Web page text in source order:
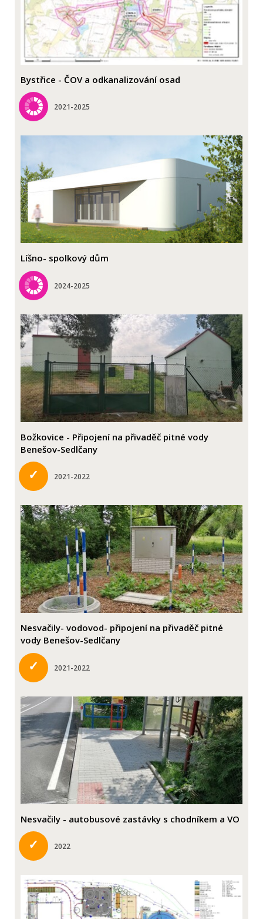
Bystřice - ČOV a odkanalizování osad
2021-2025
Líšno- spolkový dům
2024-2025
Božkovice - Připojení na přivaděč pitné vody
Benešov-Sedlčany
✓ 2021-2022
Nesvačily- vodovod- připojení na přivaděč pitné
vody Benešov-Sedlčany
✓ 2021-2022
Nesvačily - autobusové zastávky s chodníkem a VO
✓ 2022